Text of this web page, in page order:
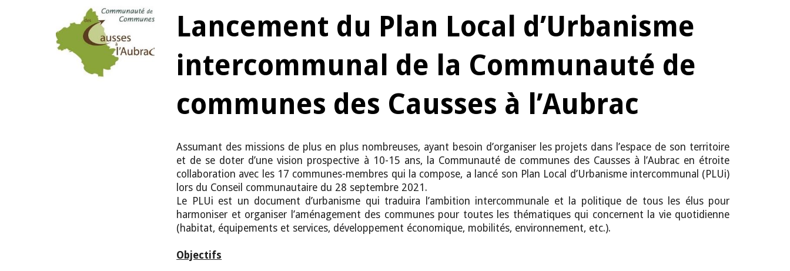
Lancement du Plan Local d’Urbanisme
intercommunal de la Communauté de
communes des Causses à l’Aubrac
Assumant des missions de plus en plus nombreuses, ayant besoin d’organiser les projets dans l’espace de son territoire
et de se doter d’une vision prospective à 10-15 ans, la Communauté de communes des Causses à l’Aubrac en étroite
collaboration avec les 17 communes-membres qui la compose, a lancé son Plan Local d’Urbanisme intercommunal (PLUi)
lors du Conseil communautaire du 28 septembre 2021.
Le PLUi est un document d’urbanisme qui traduira l’ambition intercommunale et la politique de tous les élus pour
harmoniser et organiser l’aménagement des communes pour toutes les thématiques qui concernent la vie quotidienne
(habitat, équipements et services, développement économique, mobilités, environnement, etc.).
Objectifs